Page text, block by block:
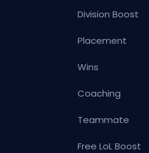
Division Boost
Placement
Wins
Coaching
Teammate
Free LoL Boost